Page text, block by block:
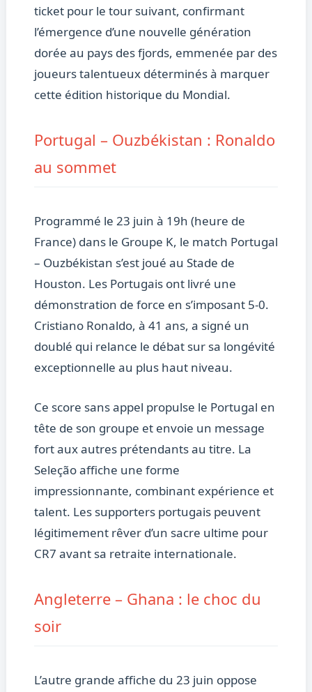
ticket pour le tour suivant, confirmant
l’émergence d’une nouvelle génération
dorée au pays des fjords, emmenée par des
joueurs talentueux déterminés à marquer
cette édition historique du Mondial.
Portugal – Ouzbékistan : Ronaldo
au sommet
Programmé le 23 juin à 19h (heure de
France) dans le Groupe K, le match Portugal
– Ouzbékistan s’est joué au Stade de
Houston. Les Portugais ont livré une
démonstration de force en s’imposant 5-0.
Cristiano Ronaldo, à 41 ans, a signé un
doublé qui relance le débat sur sa longévité
exceptionnelle au plus haut niveau.
Ce score sans appel propulse le Portugal en
tête de son groupe et envoie un message
fort aux autres prétendants au titre. La
Seleção affiche une forme
impressionnante, combinant expérience et
talent. Les supporters portugais peuvent
légitimement rêver d’un sacre ultime pour
CR7 avant sa retraite internationale.
Angleterre – Ghana : le choc du
soir
L’autre grande affiche du 23 juin oppose